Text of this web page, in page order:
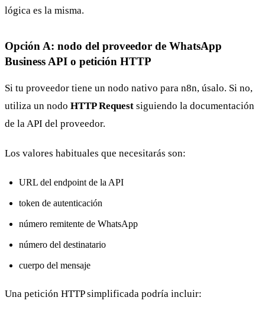
lógica es la misma.
Opción A: nodo del proveedor de WhatsApp
Business API o petición HTTP
Si tu proveedor tiene un nodo nativo para n8n, úsalo. Si no,
utiliza un nodo HTTP Request siguiendo la documentación
de la API del proveedor.
Los valores habituales que necesitarás son:
URL del endpoint de la API
token de autenticación
número remitente de WhatsApp
número del destinatario
cuerpo del mensaje
Una petición HTTP simplificada podría incluir: